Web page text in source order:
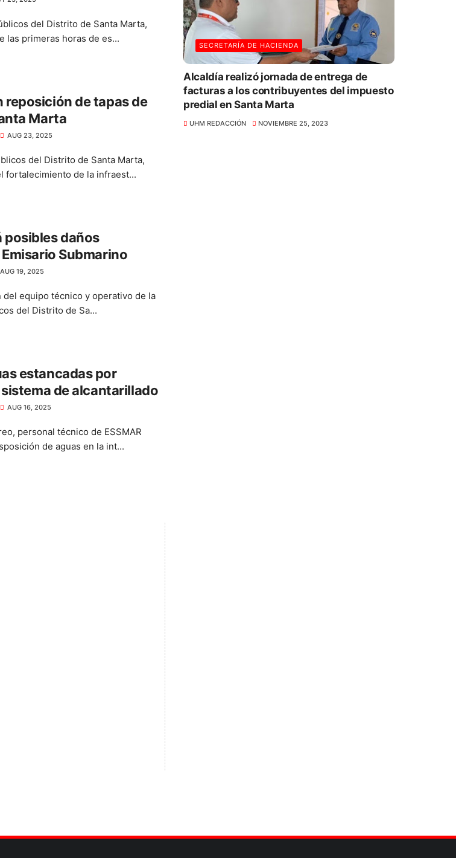
del Distrito de Santa Marta,
las primeras horas de es...
reposición de tapas de
Marta
AUG 23, 2025
del Distrito de Santa Marta,
fortalecimiento de la infraest...
posibles daños
Submarino
AUG 19, 2025
del equipo técnico y operativo de la
del Distrito de Sa...
estancadas por
de alcantarillado
AUG 16, 2025
personal técnico de ESSMAR
de aguas en la int...
SECRETARÍA DE HACIENDA
Alcaldía realizó jornada de entrega de
facturas a los contribuyentes del impuesto
predial en Santa Marta
UHM REDACCIÓN NOVIEMBRE 25, 2023